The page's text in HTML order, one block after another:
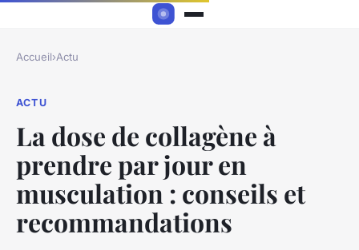
Accueil›Actu
ACTU
La dose de collagène à
prendre par jour en
musculation : conseils et
recommandations